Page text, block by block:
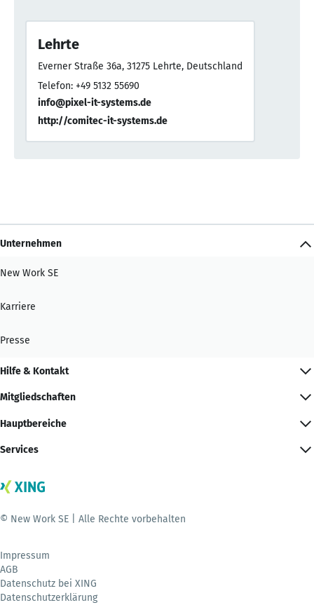
Lehrte
Everner Straße 36a, 31275 Lehrte, Deutschland
Telefon: +49 5132 55690
info@pixel-it-systems.de
http://comitec-it-systems.de
Unternehmen
New Work SE
Karriere
Presse
Hilfe & Kontakt
Mitgliedschaften
Hauptbereiche
Services
© New Work SE | Alle Rechte vorbehalten
Impressum
AGB
Datenschutz bei XING
Datenschutzerklärung